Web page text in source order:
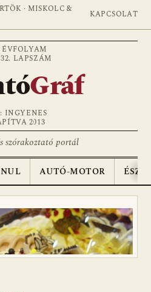
· MISKOLC &
KAPCSOLAT
LAPSZÁM
Gráf
INGYENES
2013
szórakoztató portál
AUTÓ-MOTOR